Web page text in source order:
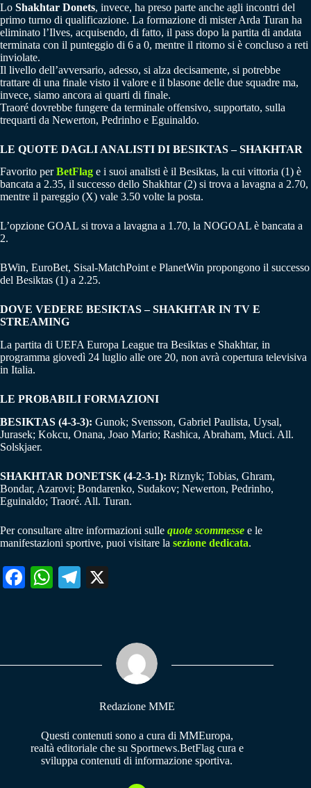
Lo Shakhtar Donets, invece, ha preso parte anche agli incontri del
primo turno di qualificazione. La formazione di mister Arda Turan ha
eliminato l’Ilves, acquisendo, di fatto, il pass dopo la partita di andata
terminata con il punteggio di 6 a 0, mentre il ritorno si è concluso a reti
inviolate.
Il livello dell’avversario, adesso, si alza decisamente, si potrebbe
trattare di una finale visto il valore e il blasone delle due squadre ma,
invece, siamo ancora ai quarti di finale.
Traoré dovrebbe fungere da terminale offensivo, supportato, sulla
trequarti da Newerton, Pedrinho e Eguinaldo.
LE QUOTE DAGLI ANALISTI DI BESIKTAS – SHAKHTAR
Favorito perBetFlag e i suoi analisti è il Besiktas, la cui vittoria (1) è
bancata a 2.35, il successo dello Shakhtar (2) si trova a lavagna a 2.70,
mentre il pareggio (X) vale 3.50 volte la posta.
L’opzione GOAL si trova a lavagna a 1.70, la NOGOAL è bancata a
2.
BWin, EuroBet, Sisal-MatchPoint e PlanetWin propongono il successo
del Besiktas (1) a 2.25.
DOVE VEDERE BESIKTAS – SHAKHTAR IN TV E
STREAMING
La partita di UEFA Europa League tra Besiktas e Shakhtar, in
programma giovedì 24 luglio alle ore 20, non avrà copertura televisiva
in Italia.
LE PROBABILI FORMAZIONI
BESIKTAS (4-3-3): Gunok; Svensson, Gabriel Paulista, Uysal,
Jurasek; Kokcu, Onana, Joao Mario; Rashica, Abraham, Muci. All.
Solskjaer.
SHAKHTAR DONETSK (4-2-3-1): Riznyk; Tobias, Ghram,
Bondar, Azarovi; Bondarenko, Sudakov; Newerton, Pedrinho,
Eguinaldo; Traoré. All. Turan.
Per consultare altre informazioni sulle quote scommesse e le
manifestazioni sportive, puoi visitare la sezione dedicata.
Fa W
pp
Te
m
Redazione MME
Questi contenuti sono a cura di MMEuropa,
realtà editoriale che su Sportnews.BetFlag cura e
sviluppa contenuti di informazione sportiva.